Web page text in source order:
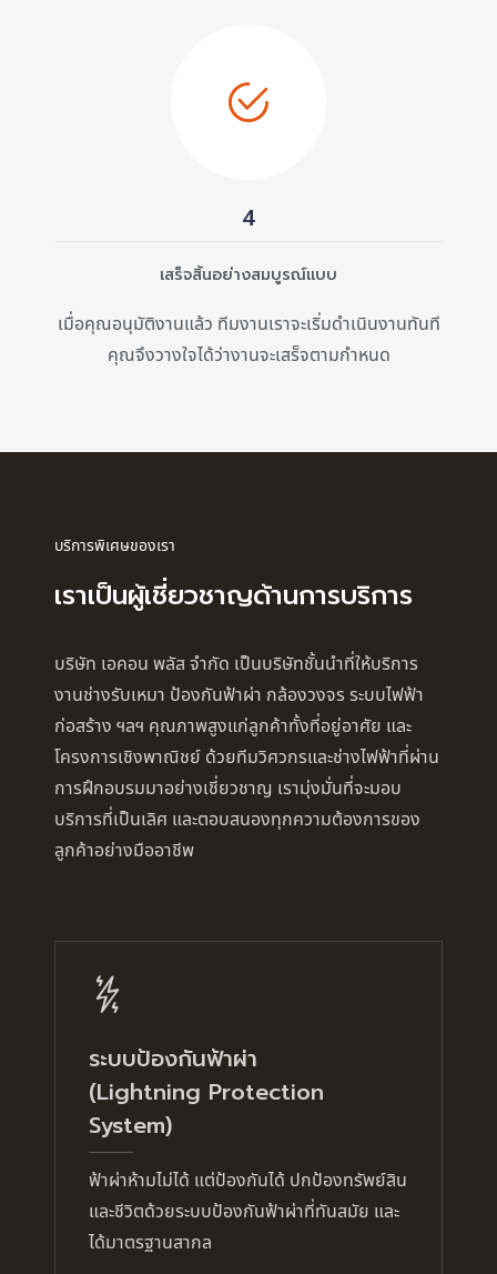
4
เสร็จสิ้นอย่างสมบูรณ์แบบ
เมื่อคุณอนุมัติงานแล้ว ทีมงานเราจะเริ่มดำเนินงานทันที
คุณจึงวางใจได้ว่างานจะเสร็จตามกำหนด
บริการพิเศษของเรา
เราเป็นผู้เชี่ยวชาญด้านการบริการ
บริษัท เอคอน พลัส จำกัด เป็นบริษัทชั้นนำที่ให้บริการ
งานช่างรับเหมา ป้องกันฟ้าผ่า กล้องวงจร ระบบไฟฟ้า
ก่อสร้าง ฯลฯ คุณภาพสูงแก่ลูกค้าทั้งที่อยู่อาศัย และ
โครงการเชิงพาณิชย์ ด้วยทีมวิศวกรและช่างไฟฟ้าที่ผ่าน
การฝึกอบรมมาอย่างเชี่ยวชาญ เรามุ่งมั่นที่จะมอบ
บริการที่เป็นเลิศ และตอบสนองทุกความต้องการของ
ลูกค้าอย่างมืออาชีพ
ระบบป้องกันฟ้าผ่า
(Lightning Protection
System)
ฟ้าผ่าห้ามไม่ได้ แต่ป้องกันได้ ปกป้องทรัพย์สิน
และชีวิตด้วยระบบป้องกันฟ้าผ่าที่ทันสมัย และ
ได้มาตรฐานสากล